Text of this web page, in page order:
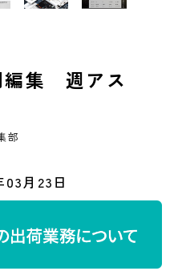
編集 週アス
部
03月23日